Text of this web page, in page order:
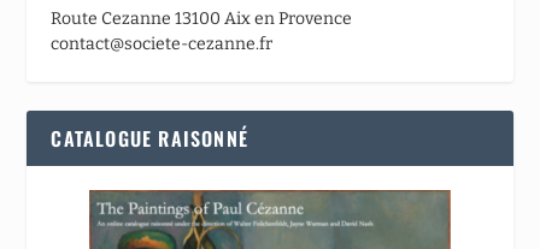
Route Cezanne 13100 Aix en Provence
contact@societe-cezanne.fr
CATALOGUE RAISONNÉ